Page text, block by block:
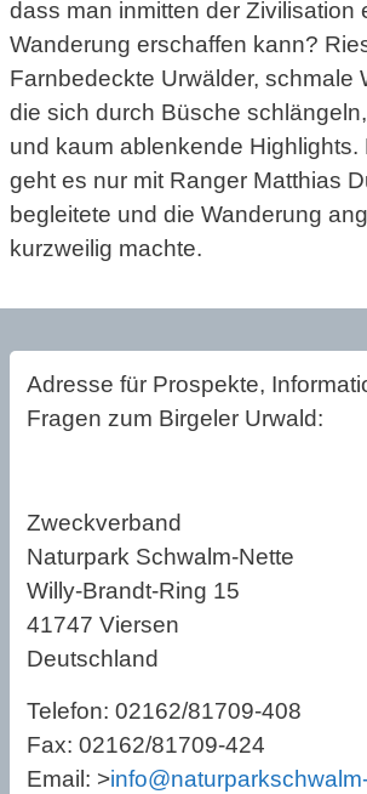
dass man inmitten der Zivilisation
Wanderung erschaffen kann?
Farnbedeckte Urwälder, schmale
die sich durch Büsche
und kaum ablenkende Highlights.
geht es nur mit Ranger Matthias
begleitete und die Wanderung
kurzweilig machte.
Adresse für Prospekte,
Fragen zum Birgeler Urwald:
Zweckverband
Naturpark Schwalm-Nette
Willy-Brandt-Ring 15
41747 Viersen
Deutschland
Telefon: 02162/81709-408
Fax: 02162/81709-424
Email: >